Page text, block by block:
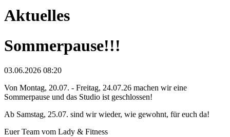
Aktuelles
Sommerpause!!!
03.06.2026 08:20
Von Montag, 20.07. - Freitag, 24.07.26 machen wir eine
Sommerpause und das Studio ist geschlossen!
Ab Samstag, 25.07. sind wir wieder, wie gewohnt, für euch da!
Euer Team vom Lady & Fitness